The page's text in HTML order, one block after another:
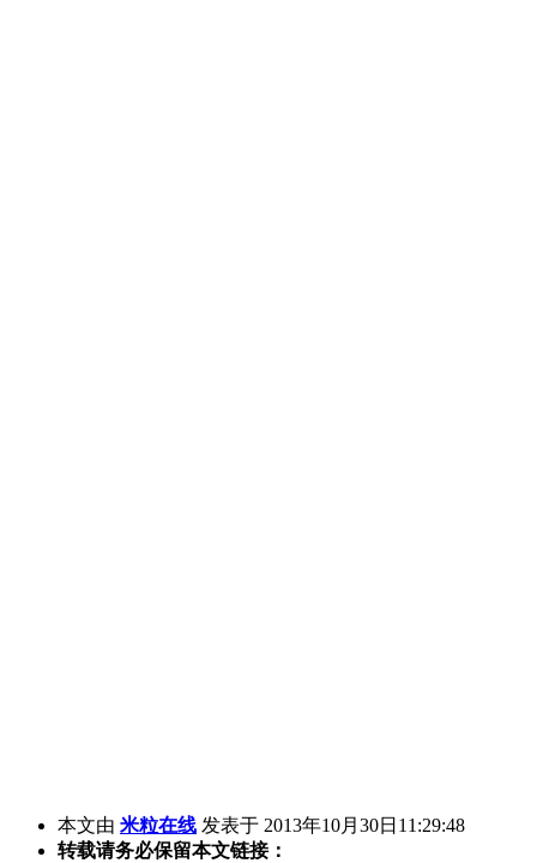
本文由 米粒在线 发表于 2013年10月30日11:29:48
转载请务必保留本文链接：